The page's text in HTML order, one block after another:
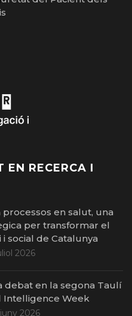
EN RECERCA I
processos en salut, una
per transformar el
i social de Catalunya
2026
debat en la segona Taulí
Intelligence Week
2026